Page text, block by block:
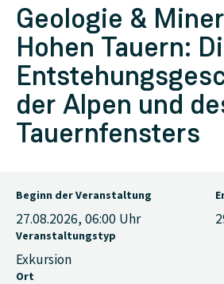
Geologie &
Hohen Tauern:
der Alpen und
Tauernfensters
Beginn der Veranstaltung
27.08.2026, 06:00 Uhr
Veranstaltungstyp
Exkursion
Ort